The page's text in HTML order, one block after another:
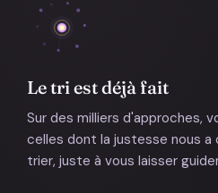
Le tri est déjà fait
Sur des milliers d'approches,
celles dont la justesse nous a
trier, juste à vous laisser